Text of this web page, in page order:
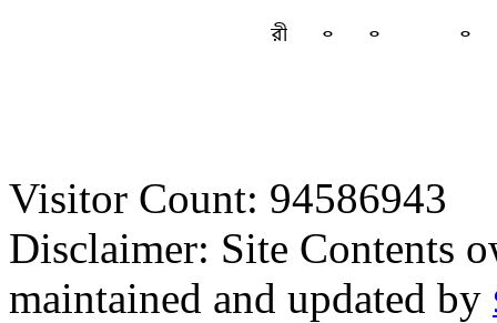
রী ৹ ৹ ৹
Visitor Count: 94586943
Disclaimer: Site Contents
maintained and updated by